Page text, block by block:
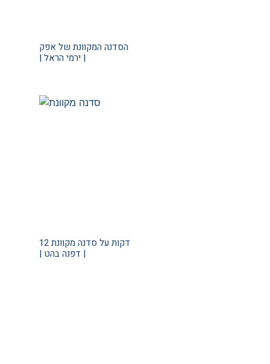
הסדנה המקוונת של אפק
| ירמי הראל |
12 דקות על סדנה מקוונת
| דפנה בהט |